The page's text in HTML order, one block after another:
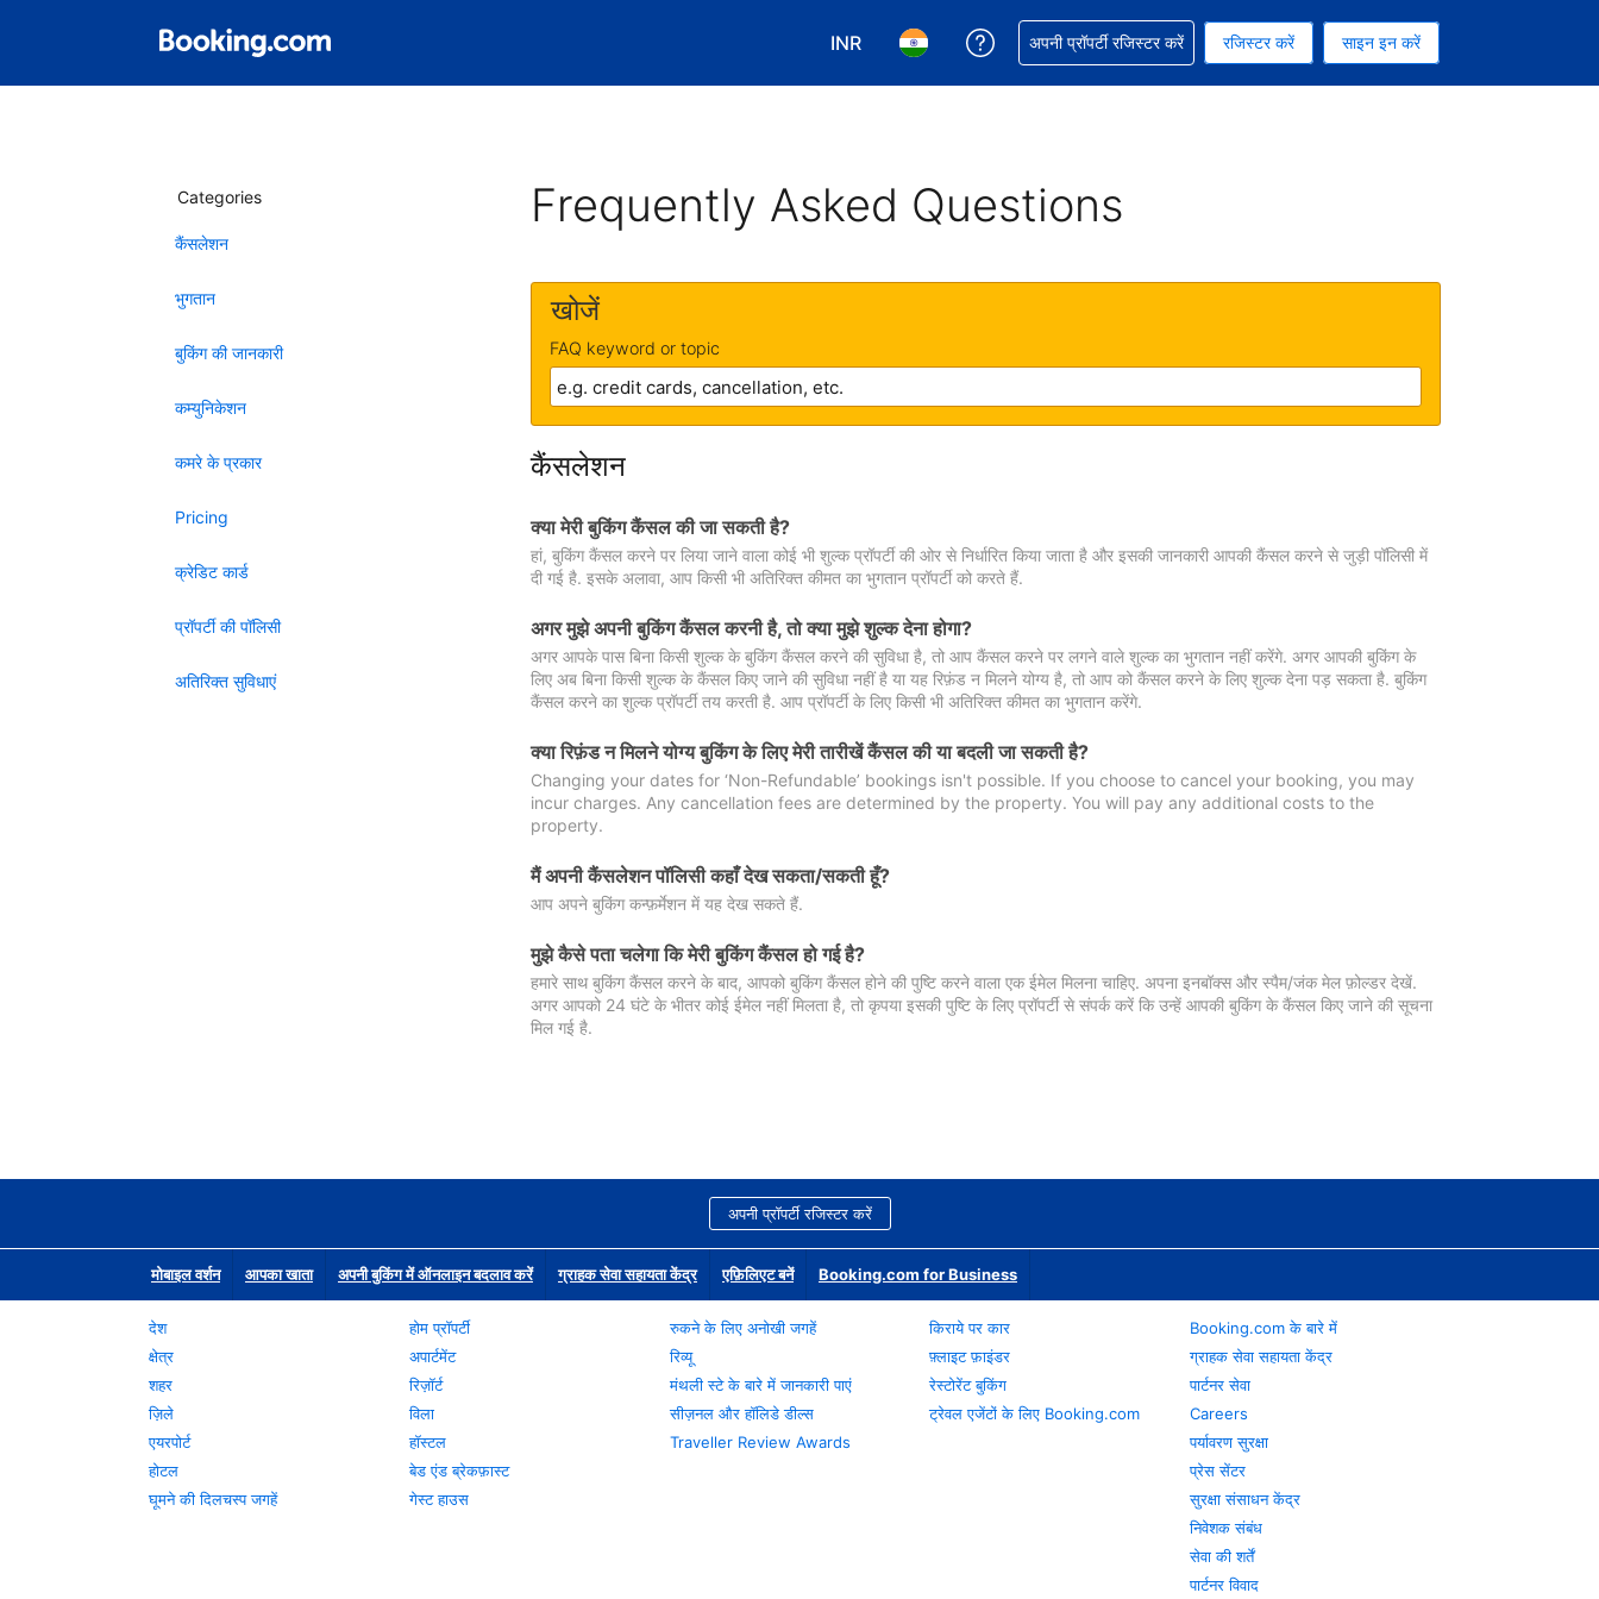
INR
अपनी करेंसी चुनें. आपने अभी INR करेंसी को चुना हुआ है
अपनी भाषा चुनें. आपने अभी हिन्दी भाषा को चुना हुआ है
अपनी बुकिंग में सहायता पाएं
अपनी प्रॉपर्टी रजिस्टर करें रजिस्टर करें साइन इन करें
Categories
कैंसलेशन
भुगतान
बुकिंग की जानकारी
कम्युनिकेशन
कमरे के प्रकार
Pricing
क्रेडिट कार्ड
प्रॉपर्टी की पॉलिसी
अतिरिक्त सुविधाएं
Frequently Asked Questions
खोजें
FAQ keyword or topic
कैंसलेशन
क्या मेरी बुकिंग कैंसल की जा सकती है?
हां, बुकिंग कैंसल करने पर लिया जाने वाला कोई भी शुल्क प्रॉपर्टी की ओर से निर्धारित किया जाता है और इसकी जानकारी आपकी कैंसल करने से जुड़ी पॉलिसी में
दी गई है. इसके अलावा, आप किसी भी अतिरिक्त कीमत का भुगतान प्रॉपर्टी को करते हैं.
अगर मुझे अपनी बुकिंग कैंसल करनी है, तो क्या मुझे शुल्क देना होगा?
अगर आपके पास बिना किसी शुल्क के बुकिंग कैंसल करने की सुविधा है, तो आप कैंसल करने पर लगने वाले शुल्क का भुगतान नहीं करेंगे. अगर आपकी बुकिंग के
लिए अब बिना किसी शुल्क के कैंसल किए जाने की सुविधा नहीं है या यह रिफ़ंड न मिलने योग्य है, तो आप को कैंसल करने के लिए शुल्क देना पड़ सकता है. बुकिंग
कैंसल करने का शुल्क प्रॉपर्टी तय करती है. आप प्रॉपर्टी के लिए किसी भी अतिरिक्त कीमत का भुगतान करेंगे.
क्या रिफ़ंड न मिलने योग्य बुकिंग के लिए मेरी तारीखें कैंसल की या बदली जा सकती है?
Changing your dates for ‘Non-Refundable’ bookings isn't possible. If you choose to cancel your booking, you may
incur charges. Any cancellation fees are determined by the property. You will pay any additional costs to the
property.
मैं अपनी कैंसलेशन पॉलिसी कहाँ देख सकता/सकती हूँ?
आप अपने बुकिंग कन्फ़र्मेशन में यह देख सकते हैं.
मुझे कैसे पता चलेगा कि मेरी बुकिंग कैंसल हो गई है?
हमारे साथ बुकिंग कैंसल करने के बाद, आपको बुकिंग कैंसल होने की पुष्टि करने वाला एक ईमेल मिलना चाहिए. अपना इनबॉक्स और स्पैम/जंक मेल फ़ोल्डर देखें.
अगर आपको 24 घंटे के भीतर कोई ईमेल नहीं मिलता है, तो कृपया इसकी पुष्टि के लिए प्रॉपर्टी से संपर्क करें कि उन्हें आपकी बुकिंग के कैंसल किए जाने की सूचना
मिल गई है.
अपनी प्रॉपर्टी रजिस्टर करें
मोबाइल वर्शन आपका खाता अपनी बुकिंग में ऑनलाइन बदलाव करें ग्राहक सेवा सहायता केंद्र एफ़िलिएट बनें Booking.com for Business
देश
क्षेत्र
शहर
ज़िले
एयरपोर्ट
होटल
घूमने की दिलचस्प जगहें
होम प्रॉपर्टी
अपार्टमेंट
रिज़ॉर्ट
विला
हॉस्टल
बेड एंड ब्रेकफ़ास्ट
गेस्ट हाउस
रुकने के लिए अनोखी जगहें
रिव्यू
मंथली स्टे के बारे में जानकारी पाएं
सीज़नल और हॉलिडे डील्स
Traveller Review Awards
किराये पर कार
फ़्लाइट फ़ाइंडर
रेस्टोरेंट बुकिंग
ट्रेवल एजेंटों के लिए Booking.com
Booking.com के बारे में
ग्राहक सेवा सहायता केंद्र
पार्टनर सेवा
Careers
पर्यावरण सुरक्षा
प्रेस सेंटर
सुरक्षा संसाधन केंद्र
निवेशक संबंध
सेवा की शर्तें
पार्टनर विवाद